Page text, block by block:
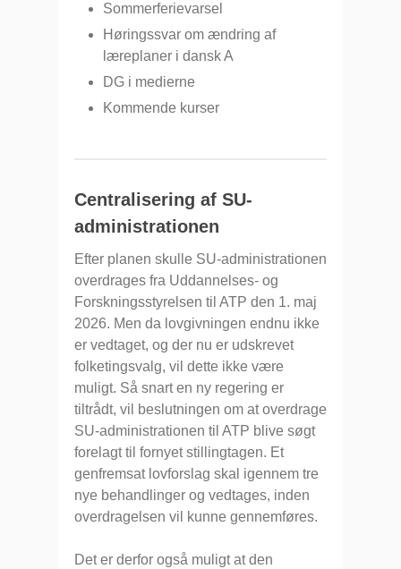
Sommerferievarsel
Høringssvar om ændring af
læreplaner i dansk A
DG i medierne
Kommende kurser
Centralisering af SU-
administrationen
Efter planen skulle SU-administrationen
overdrages fra Uddannelses- og
Forskningsstyrelsen til ATP den 1. maj
2026. Men da lovgivningen endnu ikke
er vedtaget, og der nu er udskrevet
folketingsvalg, vil dette ikke være
muligt. Så snart en ny regering er
tiltrådt, vil beslutningen om at overdrage
SU-administrationen til ATP blive søgt
forelagt til fornyet stillingtagen. Et
genfremsat lovforslag skal igennem tre
nye behandlinger og vedtages, inden
overdragelsen vil kunne gennemføres.
Det er derfor også muligt at den